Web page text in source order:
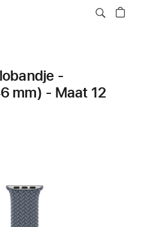
-
mm) - Maat 12